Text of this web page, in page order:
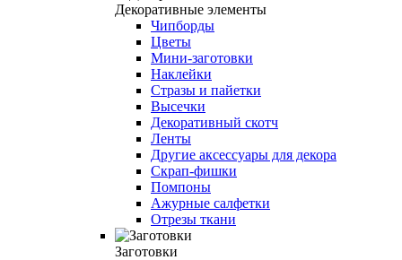
Декоративные элементы
Чипборды
Цветы
Мини-заготовки
Наклейки
Стразы и пайетки
Высечки
Декоративный скотч
Ленты
Другие аксесcуары для декора
Скрап-фишки
Помпоны
Ажурные салфетки
Отрезы ткани
Заготовки